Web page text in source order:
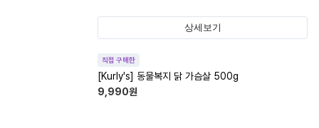
상세보기
직접 구매한
[Kurly's] 동물복지 닭 가슴살 500g
9,990원